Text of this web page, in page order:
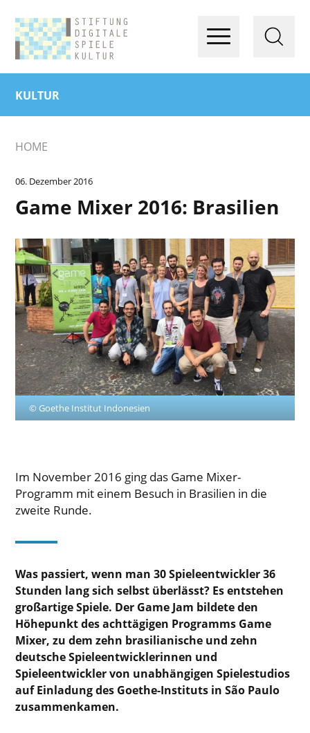
KULTUR
HOME
06. Dezember 2016
Game Mixer 2016: Brasilien
© Goethe Institut Indonesien
Im November 2016 ging das Game Mixer-
Programm mit einem Besuch in Brasilien in die
zweite Runde.
Was passiert, wenn man 30 Spieleentwickler 36
Stunden lang sich selbst überlässt? Es entstehen
großartige Spiele. Der Game Jam bildete den
Höhepunkt des achttägigen Programms Game
Mixer, zu dem zehn brasilianische und zehn
deutsche Spieleentwicklerinnen und
Spieleentwickler von unabhängigen Spielestudios
auf Einladung des Goethe-Instituts in São Paulo
zusammenkamen.